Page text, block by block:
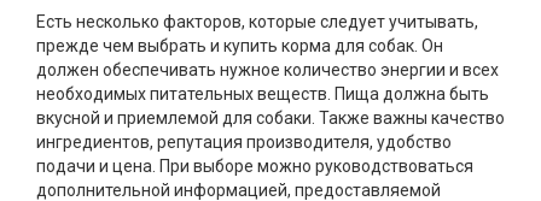
Есть несколько факторов, которые следует учитывать,
прежде чем выбрать и купить корма для собак. Он
должен обеспечивать нужное количество энергии и всех
необходимых питательных веществ. Пища должна быть
вкусной и приемлемой для собаки. Также важны качество
ингредиентов, репутация производителя, удобство
подачи и цена. При выборе можно руководствоваться
дополнительной информацией, предоставляемой